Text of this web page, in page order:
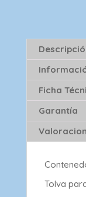
Ficha
Garantía
Tolva